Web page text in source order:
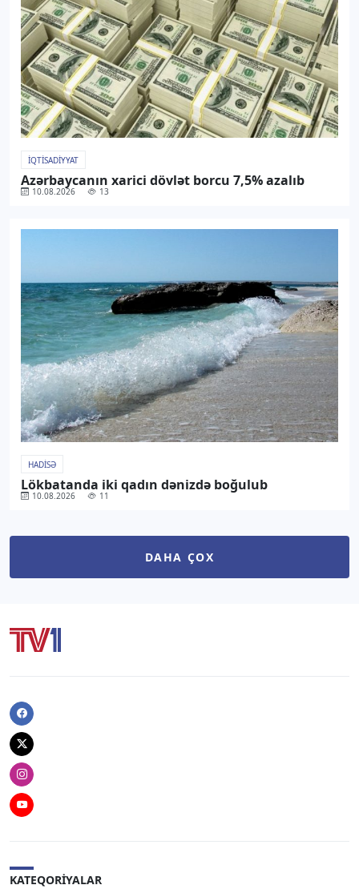
İQTISADIYYAT
Azərbaycanın xarici dövlət borcu 7,5% azalıb
10.08.2026 13
HADISƏ
Lökbatanda iki qadın dənizdə boğulub
10.08.2026 11
DAHA ÇOX
Facebook
Twitter
Instagram
Youtube
KATEQORIYALAR